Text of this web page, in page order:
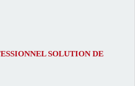
SOLUTION DE